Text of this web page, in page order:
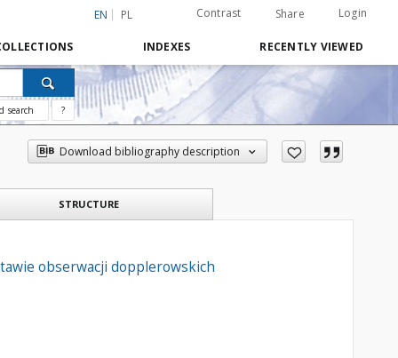
EN PL Contrast Share Login
INDEXES RECENTLY VIEWED
search ?
Download bibliography description
STRUCTURE
obserwacji dopplerowskich